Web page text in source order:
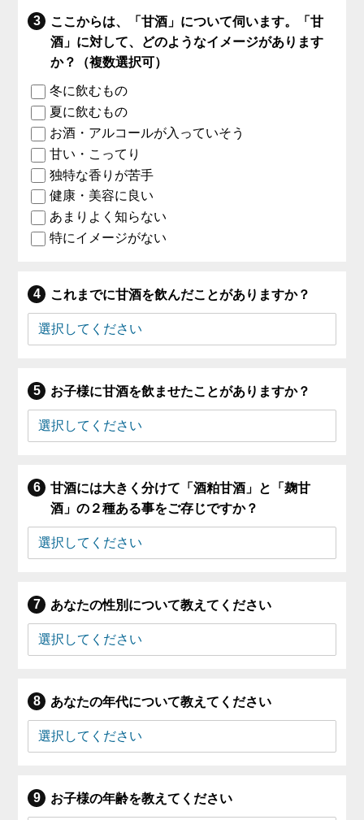
ここからは、「甘酒」について伺います。「甘
酒」に対して、どのようなイメージがあります
か？（複数選択可）
冬に飲むもの
夏に飲むもの
お酒・アルコールが入っていそう
甘い・こってり
独特な香りが苦手
健康・美容に良い
あまりよく知らない
特にイメージがない
これまでに甘酒を飲んだことがありますか？
お子様に甘酒を飲ませたことがありますか？
甘酒には大きく分けて「酒粕甘酒」と「麹甘
酒」の２種ある事をご存じですか？
あなたの性別について教えてください
あなたの年代について教えてください
お子様の年齢を教えてください